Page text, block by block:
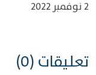
2 نوفمبر 2022
تعليقات (0)